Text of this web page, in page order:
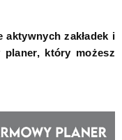
aktywnych zakładek i
planer, który możesz